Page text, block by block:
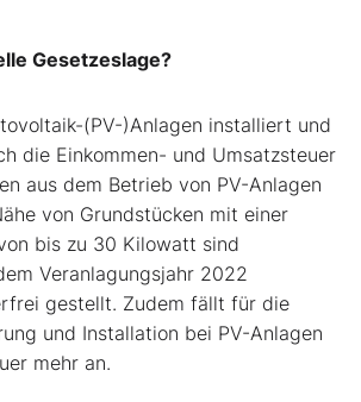
Gesetzeslage?
(PV-)Anlagen installiert und
die Einkommen- und Umsatzsteuer
aus dem Betrieb von PV-Anlagen
von Grundstücken mit einer
bis zu 30 Kilowatt sind
Veranlagungsjahr 2022
gestellt. Zudem fällt für die
und Installation bei PV-Anlagen
mehr an.